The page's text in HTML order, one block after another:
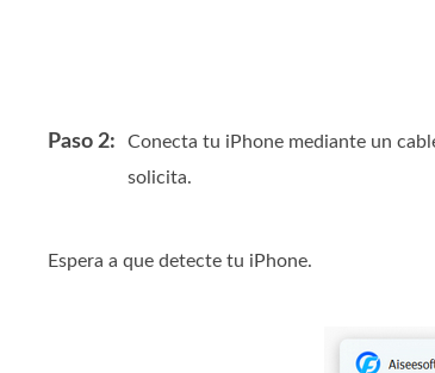
Paso 2:
Conecta tu iPhone mediante un
solicita.
Espera a que detecte tu iPhone.